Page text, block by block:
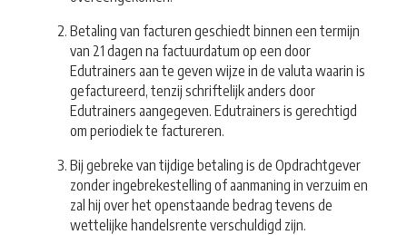
Betaling van facturen geschiedt binnen een termijn
van 21 dagen na factuurdatum op een door
Edutrainers aan te geven wijze in de valuta waarin is
gefactureerd, tenzij schriftelijk anders door
Edutrainers aangegeven. Edutrainers is gerechtigd
om periodiek te factureren.
Bij gebreke van tijdige betaling is de Opdrachtgever
zonder ingebrekestelling of aanmaning in verzuim en
zal hij over het openstaande bedrag tevens de
wettelijke handelsrente verschuldigd zijn.